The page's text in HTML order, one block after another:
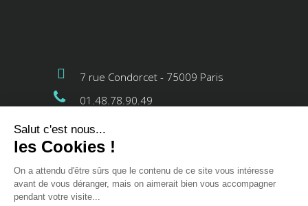
7 rue Condorcet - 75009 Paris
01.48.78.90.49